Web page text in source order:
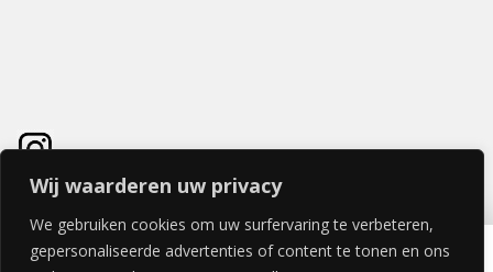
Wij waarderen uw privacy
We gebruiken cookies om uw surfervaring te verbeteren,
gepersonaliseerde advertenties of content te tonen en ons
CORTILE HORIZONTALE DEUR 40x40cm